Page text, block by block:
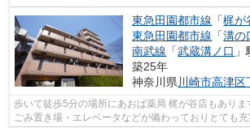
東急田園都市線 「梶が
東急田園都市線 「溝の
南武線 「武蔵溝ノ口
築25年
神奈川県 川崎市高津区
歩いて徒歩5分の場所にあおば薬局 梶が谷店もあり
ごみ置き場・エレベータなどが備わっておりとても